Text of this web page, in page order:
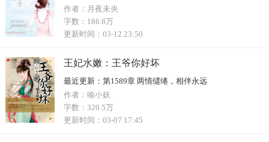
作者： 月夜未央
字数： 186.8万
更新时间： 03-12 23:50
王妃水嫩：王爷你好坏
最近更新： 第1589章 两情缱绻，相伴永远
作者： 喻小妖
字数： 320.5万
更新时间： 03-07 17:45